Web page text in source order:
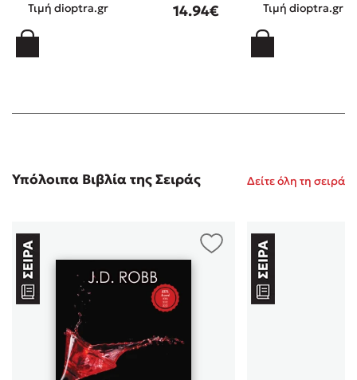
Τιμή dioptra.gr 14.94€ Τιμή dioptra.gr
Υπόλοιπα Βιβλία της Σειράς Δείτε όλη τη σειρά